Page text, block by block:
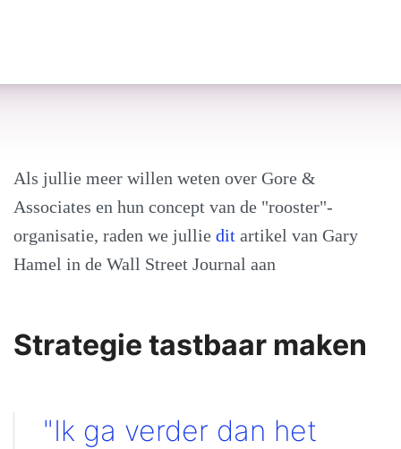
Als jullie meer willen weten over Gore &
Associates en hun concept van de "rooster"-
organisatie, raden we jullie dit artikel van Gary
Hamel in de Wall Street Journal aan
Strategie tastbaar maken
"Ik ga verder dan het